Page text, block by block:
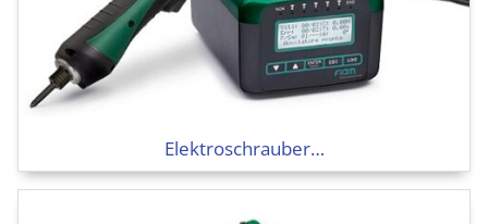
Elektroschrauber…